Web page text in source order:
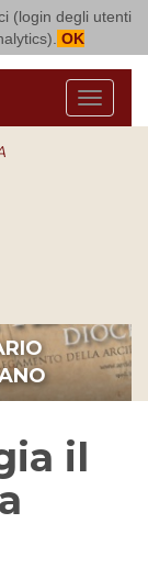
(login degli utenti
OK
Menu
il